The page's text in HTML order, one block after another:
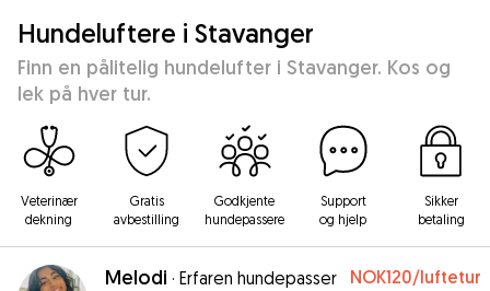
Hundeluftere i Stavanger
Finn en pålitelig hundelufter i Stavanger. Kos og
lek på hver tur.
Veterinær
dekning
Gratis
avbestilling
Godkjente
hundepassere
Support
og hjelp
Sikker
betaling
Melodi · Erfaren hundepasser NOK120/luftetur